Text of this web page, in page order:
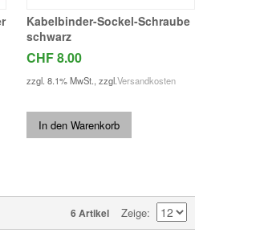
Kabelbinder-Sockel-Schraube
schwarz
CHF 8.00
zzgl. 8.1% MwSt.,zzgl.Versandkosten
In den Warenkorb
6 Artikel Zeige